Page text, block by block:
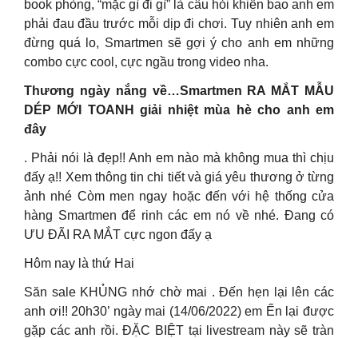
book phòng, “mặc gì đi gì” là câu hỏi khiến bao anh em
phải đau đầu trước mỗi dịp đi chơi. Tuy nhiên anh em
đừng quá lo, Smartmen sẽ gợi ý cho anh em những
combo cực cool, cực ngầu trong video nha.
Thương ngày nắng về…Smartmen RA MẮT MẪU
DÉP MỚI TOANH giải nhiệt mùa hè cho anh em
đây
. Phải nói là đẹp!! Anh em nào mà không mua thì chịu
đấy ạ!! Xem thông tin chi tiết và giá yêu thương ở từng
ảnh nhé Còm men ngay hoặc đến với hệ thống cửa
hàng Smartmen để rinh các em nó về nhé. Đang có
ƯU ĐÃI RA MẮT cực ngon đấy ạ
Hôm nay là thứ Hai
Săn sale KHỦNG nhớ chờ mai . Đến hẹn lại lên các
anh ơi!! 20h30’ ngày mai (14/06/2022) em Ến lại được
gặp các anh rồi. ĐẶC BIỆT tại livestream này sẽ tràn